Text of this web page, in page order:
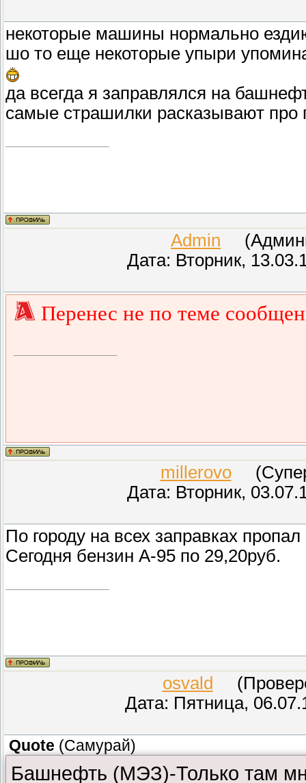
некоторые машины нормально
шо то еще некоторые упыри
да всегда я заправлялся на
самые страшилки расказывают про
Admin
Дата: Вторник,
Перенес не по теме
millerovo
Дата: Вторник,
По городу на всех заправках
Сегодня бензин A-95 по 29,20руб.
osvald
Дата: Пятница,
Quote (Самурай)
Башнефть (МЭЗ)-Только там